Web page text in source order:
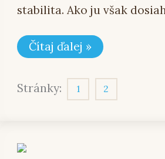
stabilita. Ako ju však
Čítaj ďalej »
Stránky: 1 2